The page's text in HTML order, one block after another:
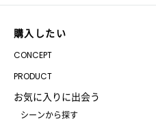
購入したい
CONCEPT
PRODUCT
お気に入りに出会う
シーンから探す